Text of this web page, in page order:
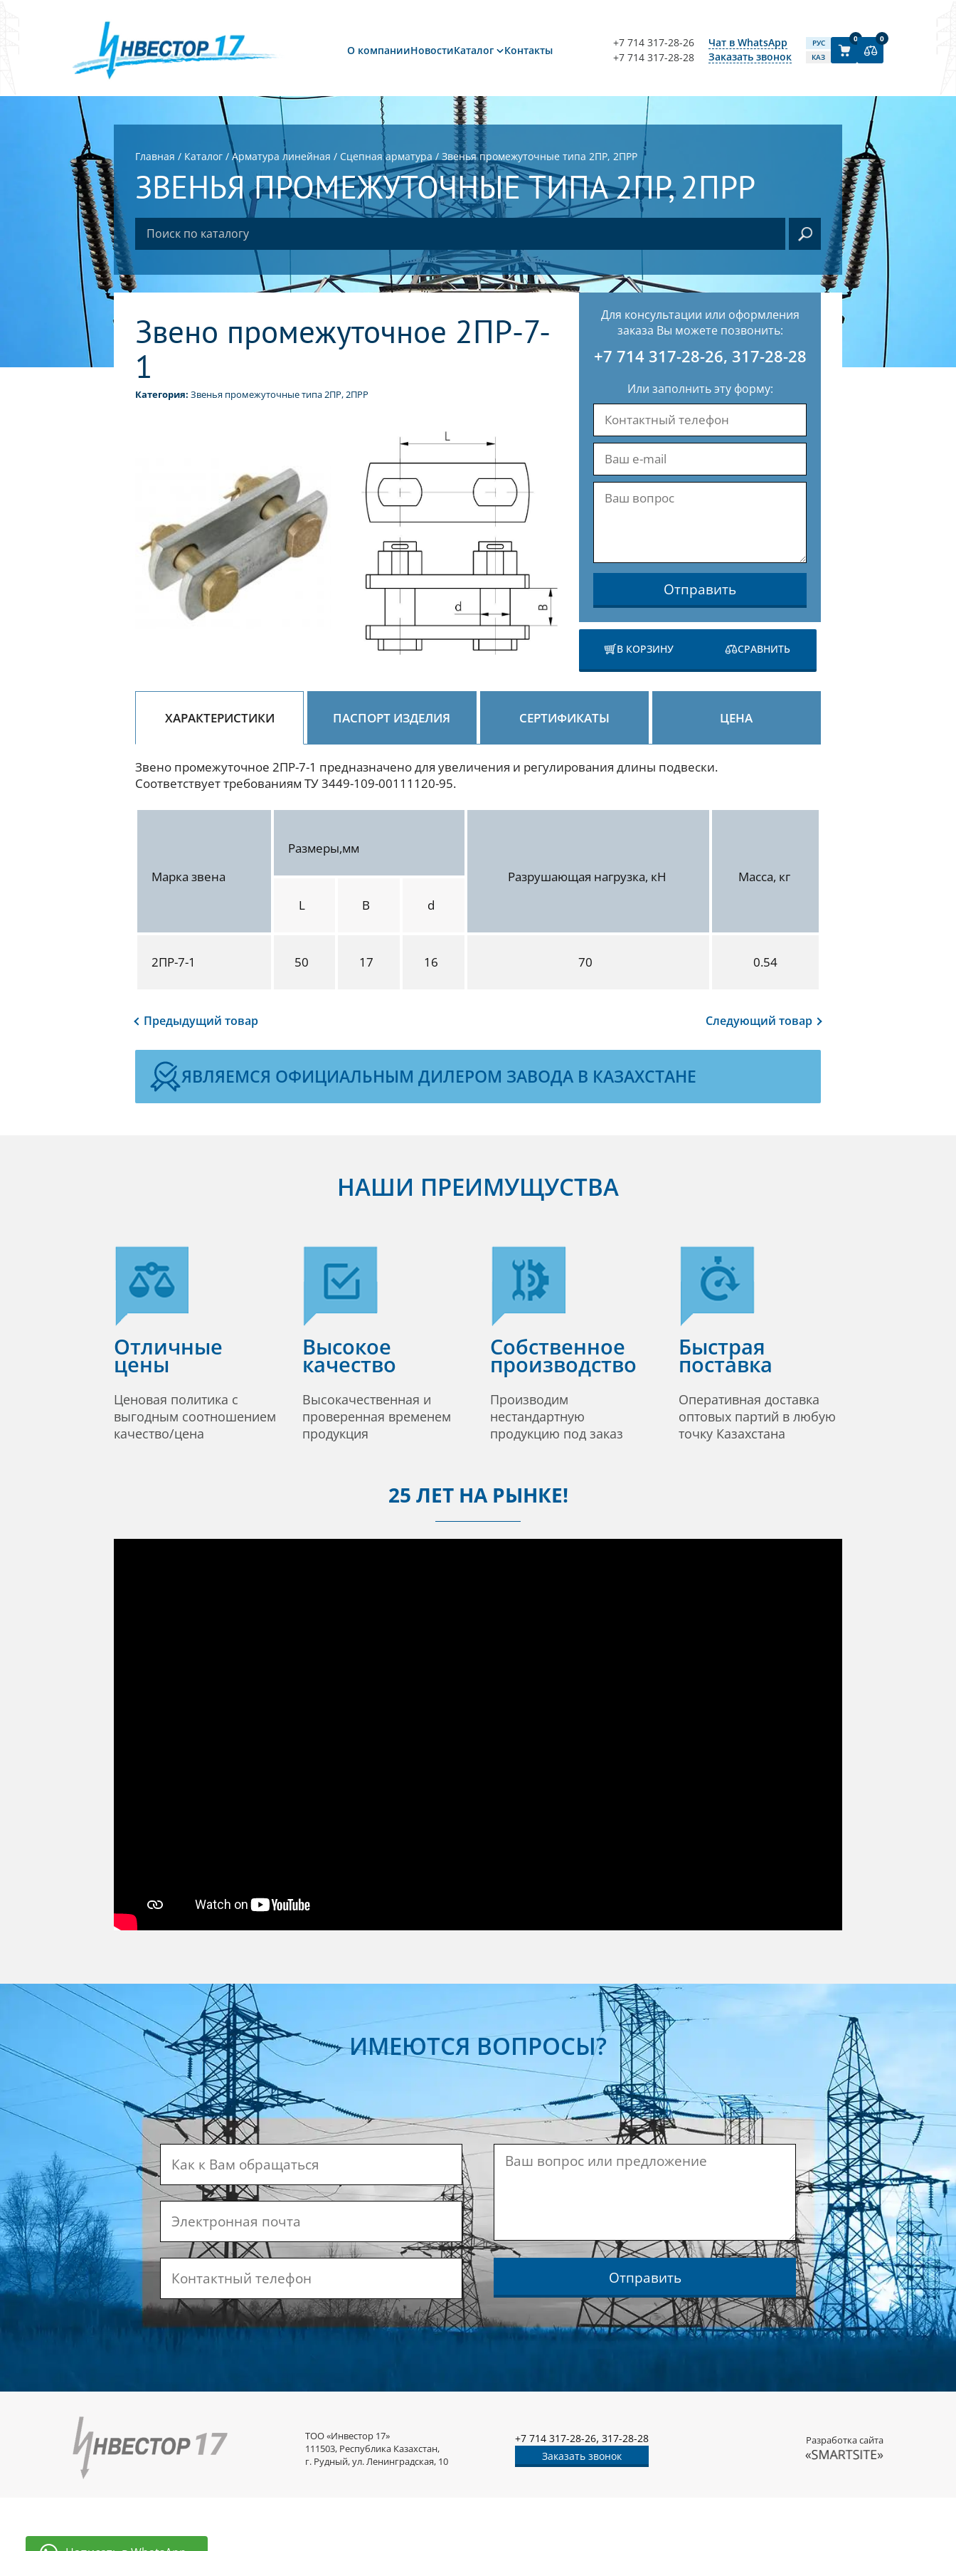
О компанииНовостиКаталог Контакты
+7 714 317-28-26
+7 714 317-28-28
Чат в WhatsApp
Заказать звонок
РУС
КАЗ
0 0
Главная / Каталог / Арматура линейная / Сцепная арматура / Звенья промежуточные типа 2ПР, 2ПРР
ЗВЕНЬЯ ПРОМЕЖУТОЧНЫЕ ТИПА 2ПР, 2ПРР
Звено промежуточное 2ПР-7-
1
Категория: Звенья промежуточные типа 2ПР, 2ПРР
Для консультации или оформления
заказа Вы можете позвонить:
+7 714 317-28-26, 317-28-28
Или заполнить эту форму:
Отправить
В КОРЗИНУ СРАВНИТЬ
ХАРАКТЕРИСТИКИ ПАСПОРТ ИЗДЕЛИЯ СЕРТИФИКАТЫ ЦЕНА
Звено промежуточное 2ПР-7-1 предназначено для увеличения и регулирования длины подвески.
Соответствует требованиям ТУ 3449-109-00111120-95.
Марка звена
Размеры,мм
Разрушающая нагрузка, кН
Масса, кг
L
B d
2ПР-7-1 50 17 16 70 0.54
Предыдущий товар Следующий товар
ЯВЛЯЕМСЯ ОФИЦИАЛЬНЫМ ДИЛЕРОМ ЗАВОДА В КАЗАХСТАНЕ
НАШИ ПРЕИМУЩУСТВА
Отличные
цены
Ценовая политика с
выгодным соотношением
качество/цена
Высокое
качество
Высокачественная и
проверенная временем
продукция
Собственное
производство
Производим
нестандартную
продукцию под заказ
Быстрая
поставка
Оперативная доставка
оптовых партий в любую
точку Казахстана
25 ЛЕТ НА РЫНКЕ!
ИМЕЮТСЯ ВОПРОСЫ?
Отправить
ТОО «Инвестор 17»
111503, Республика Казахстан,
г. Рудный, ул. Ленинградская, 10
+7 714 317-28-26, 317-28-28
Заказать звонок
Разработка сайта